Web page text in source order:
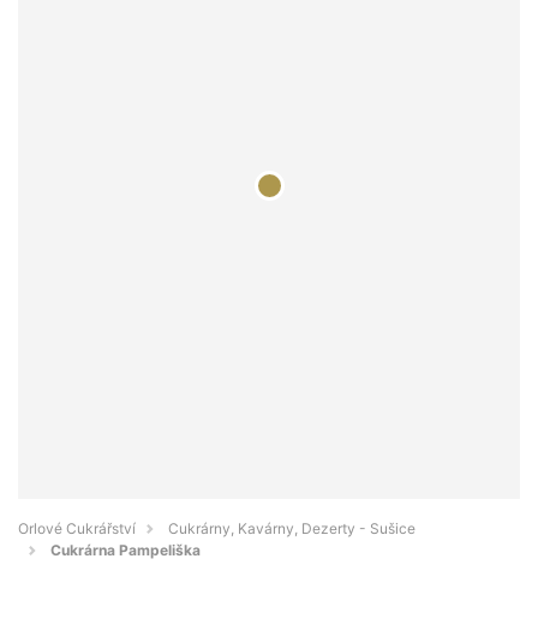
Orlové Cukrářství
Cukrárny, Kavárny, Dezerty - Sušice
Cukrárna Pampeliška